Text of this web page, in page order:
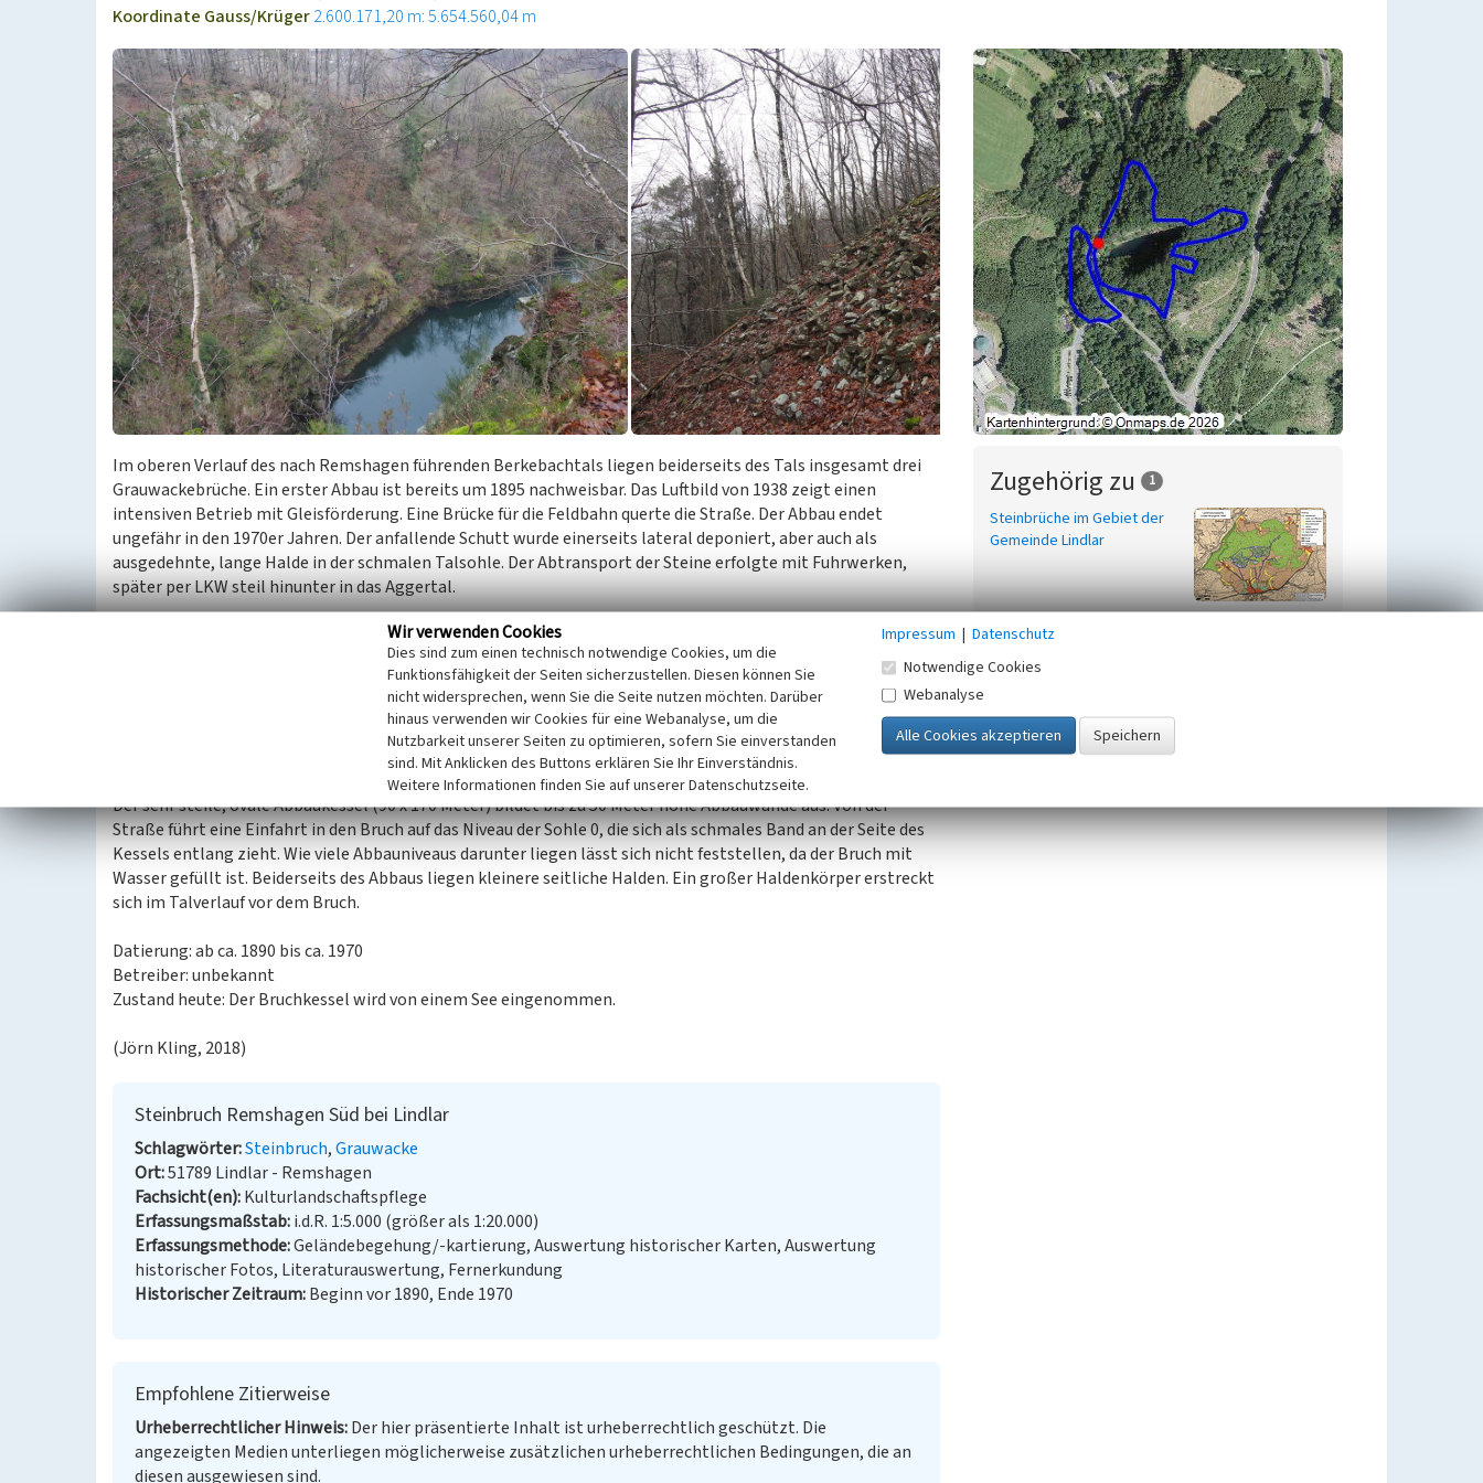
Koordinate Gauss/Krüger2.600.171,20 m: 5.654.560,04 m
Im oberen Verlauf des nach Remshagen führenden Berkebachtals liegen beiderseits des Tals insgesamt drei
Grauwackebrüche. Ein erster Abbau ist bereits um 1895 nachweisbar. Das Luftbild von 1938 zeigt einen
intensiven Betrieb mit Gleisförderung. Eine Brücke für die Feldbahn querte die Straße. Der Abbau endet
ungefähr in den 1970er Jahren. Der anfallende Schutt wurde einerseits lateral deponiert, aber auch als
ausgedehnte, lange Halde in der schmalen Talsohle. Der Abtransport der Steine erfolgte mit Fuhrwerken,
später per LKW steil hinunter in das Aggertal.
Remshagen Süd ist der erste Steinbruch bei Remshagen. Er liegt talaufwärts auf der rechten Seite und wird
heute von einem See eingenommen. 250 m weiter liegen die beiden BrücheRemshagen Nord 1 und 2
mit ihren
Abbaukesseln je links und rechts des Tals. Diese wurden wahrscheinlich zusammen betrieben. Auch in dem
Bruch Nord 2 steht heute ein See. Ein dritter, kleiner Bruch lag direkt anschließend oberhalb vom Bruch Nord
1, ist heute verfüllt und wird jetzt als Lagerplatz genutzt.
Der sehr steile, ovale Abbaukessel (90 x 170 Meter) bildet bis zu 50 Meter hohe Abbauwände aus. Von der
Straße führt eine Einfahrt in den Bruch auf das Niveau der Sohle 0, die sich als schmales Band an der Seite des
Kessels entlang zieht. Wie viele Abbauniveaus darunter liegen lässt sich nicht feststellen, da der Bruch mit
Wasser gefüllt ist. Beiderseits des Abbaus liegen kleinere seitliche Halden. Ein großer Haldenkörper erstreckt
sich im Talverlauf vor dem Bruch.
Datierung: ab ca. 1890 bis ca. 1970
Betreiber: unbekannt
Zustand heute: Der Bruchkessel wird von einem See eingenommen.
(Jörn Kling, 2018)
Steinbruch Remshagen Süd bei Lindlar
Schlagwörter Steinbruch Grauwacke
Ort 51789 Lindlar - Remshagen
Fachsicht(en) Kulturlandschaftspflege
Erfassungsmaßstab i.d.R. 1:5.000 (größer als 1:20.000)
Erfassungsmethode Geländebegehung/-kartierung, Auswertung historischer Karten, Auswertung
historischer Fotos, Literaturauswertung, Fernerkundung
Historischer Zeitraum Beginn vor 1890, Ende 1970
Empfohlene Zitierweise
Urheberrechtlicher Hinweis Der hier präsentierte Inhalt ist urheberrechtlich geschützt. Die
angezeigten Medien unterliegen möglicherweise zusätzlichen urheberrechtlichen Bedingungen, die an
diesen ausgewiesen sind.
Zugehörig zu 1
Steinbrüche im Gebiet der
Gemeinde Lindlar
Wir verwenden Cookies
Dies sind zum einen technisch notwendige Cookies, um die
Funktionsfähigkeit der Seiten sicherzustellen. Diesen können Sie
nicht widersprechen, wenn Sie die Seite nutzen möchten. Darüber
hinaus verwenden wir Cookies für eine Webanalyse, um die
Nutzbarkeit unserer Seiten zu optimieren, sofern Sie einverstanden
sind. Mit Anklicken des Buttons erklären Sie Ihr Einverständnis.
Weitere Informationen finden Sie auf unserer Datenschutzseite.
Impressum | Datenschutz
Notwendige Cookies
Webanalyse